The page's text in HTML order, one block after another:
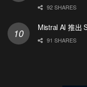
92 SHARES
Mistral AI 推出
91 SHARES